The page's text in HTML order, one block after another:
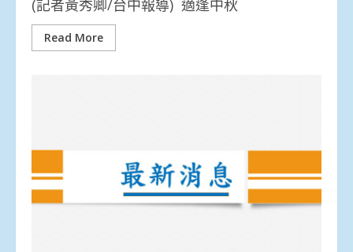
(記者黃秀卿/台中報導) 適逢中秋
Read More